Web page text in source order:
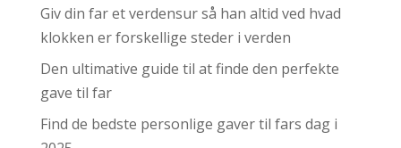
Giv din far et verdensur så han altid ved hvad
klokken er forskellige steder i verden
Den ultimative guide til at finde den perfekte
gave til far
Find de bedste personlige gaver til fars dag i